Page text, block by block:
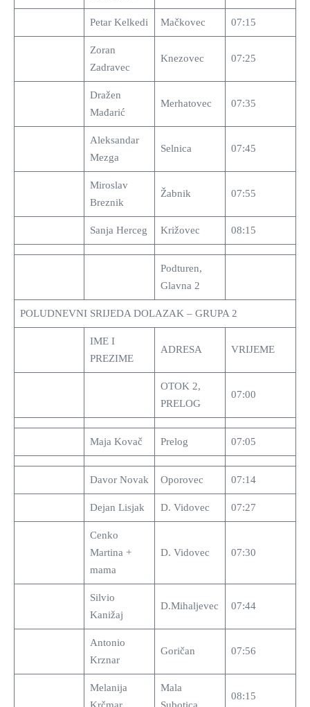
Petar Kelkedi Mačkovec 07:15
Zoran
Zadravec
Knezovec 07:25
Dražen
Mađarić
Merhatovec 07:35
Aleksandar
Mezga
Selnica 07:45
Miroslav
Breznik
Žabnik 07:55
Sanja Herceg Križovec 08:15
Podturen,
Glavna 2
POLUDNEVNI SRIJEDA DOLAZAK – GRUPA 2
IME I
PREZIME
ADRESA VRIJEME
OTOK 2,
PRELOG
07:00
Maja Kovač Prelog 07:05
Davor Novak Oporovec 07:14
Dejan Lisjak D. Vidovec 07:27
Cenko
Martina +
mama
D. Vidovec 07:30
Silvio
Kanižaj
D.Mihaljevec 07:44
Antonio
Krznar
Goričan 07:56
Melanija
Mala
08:15